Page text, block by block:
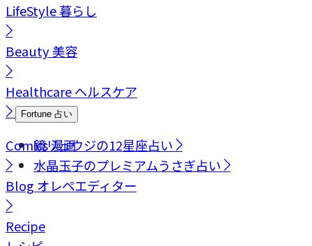
LifeStyle暮らし
Beauty美容
Healthcareヘルスケア
Fortune 占い
鏡リュウジの12星座占い
水晶玉子のプレミアムうさぎ占い
Comics漫画
Blog オレペエディター
Recipe